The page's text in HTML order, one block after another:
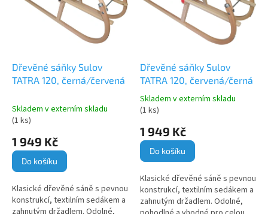
Dřevěné sáňky Sulov
TATRA 120, černá/červená
Skladem v externím skladu
(1 ks)
1 949 Kč
Do košíku
Klasické dřevěné sáně s pevnou
konstrukcí, textilním sedákem a
Dřevěné sáňky Sulov
TATRA 120, červená/černá
Průměrné
hodnocení
produktu
je
5,0
z
5
hvězdiček.
Skladem v externím skladu
(1 ks)
1 949 Kč
Do košíku
Klasické dřevěné sáně s pevnou
konstrukcí, textilním sedákem a
zahnutým držadlem. Odolné,